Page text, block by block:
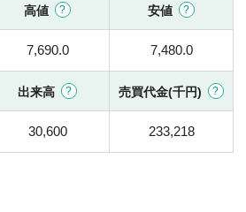
高値 安値
7,690.0 7,480.0
出来高 売買代金(千円)
30,600 233,218